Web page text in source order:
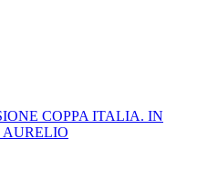
COPPA ITALIA. IN
AURELIO